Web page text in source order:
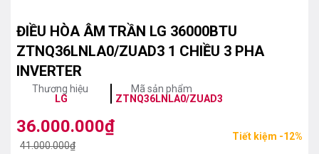
ĐIỀU HÒA ÂM TRẦN LG 36000BTU
ZTNQ36LNLA0/ZUAD3 1 CHIỀU 3 PHA
INVERTER
Thương hiệu
LG
Mã sản phẩm
ZTNQ36LNLA0/ZUAD3
41.000.000₫
Giá
gốc
36.000.000₫
Giá
hiện
Tiết kiệm -12%